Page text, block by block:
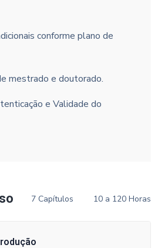
conforme plano de
mestrado e doutorado.
e Validade do
7 Capítulos 10 a 120 Horas